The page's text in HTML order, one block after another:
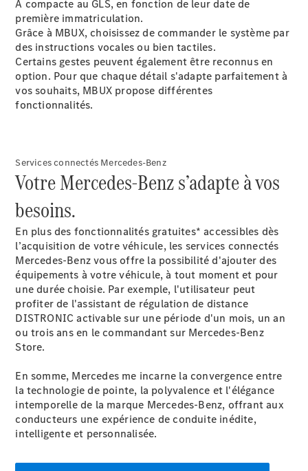
Classe S
Trouvez un
véhicule
neuf en
stock
Configurez
Tous les
SUVs
EQE
SUV
Électrique
EQS
SUV
Électrique
Mercedes-
Maybach
GLA
GLA
Nouveau
GLA Nouveau Électrique
GLB Nouveau Électrique
GLB Nouveau
A compacte au GLS, en fonction de leur date de
première immatriculation.​
Grâce à MBUX, choisissez de commander le système par
des instructions vocales ou bien tactiles.
Certains gestes peuvent également être reconnus en
option. Pour que chaque détail s'adapte parfaitement à
vos souhaits, MBUX propose différentes
fonctionnalités.​
Services connectés Mercedes-Benz
Votre Mercedes-Benz s’adapte à vos
besoins.
En plus des fonctionnalités gratuites* accessibles dès
l’acquisition de votre véhicule, les services connectés
Mercedes-Benz vous offre la possibilité d'ajouter des
équipements à votre véhicule, à tout moment et pour
une durée choisie. Par exemple, l'utilisateur peut
profiter de l'assistant de régulation de distance
DISTRONIC activable sur une période d'un mois, un an
ou trois ans en le commandant sur Mercedes-Benz
Store.
En somme, Mercedes me incarne la convergence entre
la technologie de pointe, la polyvalence et l'élégance
intemporelle de la marque Mercedes-Benz, offrant aux
conducteurs une expérience de conduite inédite,
intelligente et personnalisée.